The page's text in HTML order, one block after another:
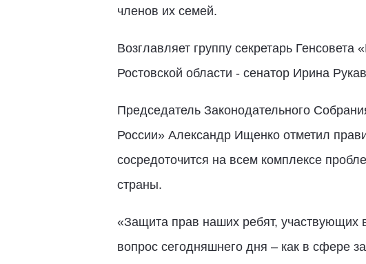
членов их семей.
Возглавляет группу секретарь
Ростовской области - сенатор Ирина
Председатель Законодательного
России» Александр Ищенко отметил
сосредоточится на всем комплексе
страны.
«Защита прав наших ребят, участвующих
вопрос сегодняшнего дня – как в сфере